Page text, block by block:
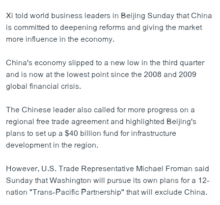
Xi told world business leaders in Beijing Sunday that China
is committed to deepening reforms and giving the market
more influence in the economy.
China's economy slipped to a new low in the third quarter
and is now at the lowest point since the 2008 and 2009
global financial crisis.
The Chinese leader also called for more progress on a
regional free trade agreement and highlighted Beijing's
plans to set up a $40 billion fund for infrastructure
development in the region.
However, U.S. Trade Representative Michael Froman said
Sunday that Washington will pursue its own plans for a 12-
nation "Trans-Pacific Partnership" that will exclude China.